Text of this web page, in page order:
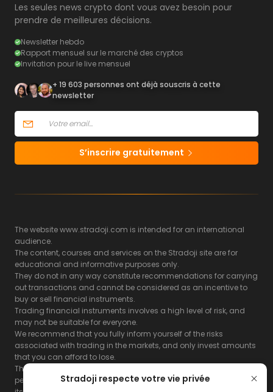
Stradoji respecte votre vie privée
Les seules news crypto dont vous avez besoin pour
prendre de meilleures décisions.
Newsletter hebdo
Rapport mensuel sur le marché des cryptos
Invitation pour le live mensuel
+ 19 603 personnes ont déjà souscris à cette
newsletter
S’inscrire gratuitement
The website www.stradoji.com is intended for an international
audience.
The content, courses and services on the Stradoji site are for
educational and informative purposes only.
They do not in any way constitute recommendations for carrying
out transactions and cannot be considered as an incentive to
buy or sell financial instruments.
Trading financial instruments involves a high level of risk, and
may not be suitable for everyone.
We recommend that you fully inform yourself of the risks
associated with trading in the markets, and only invest amounts
that you can afford to lose.
The Stradoji site does not guarantee the results or the
performance of products based on the information contained on